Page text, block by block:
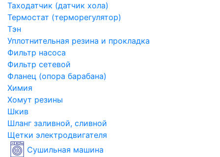
Таходатчик (датчик хола)
Термостат (терморегулятор)
Тэн
Уплотнительная резина и прокладка
Фильтр насоса
Фильтр сетевой
Фланец (опора барабана)
Химия
Хомут резины
Шкив
Шланг заливной, сливной
Щетки электродвигателя
Сушильная машина